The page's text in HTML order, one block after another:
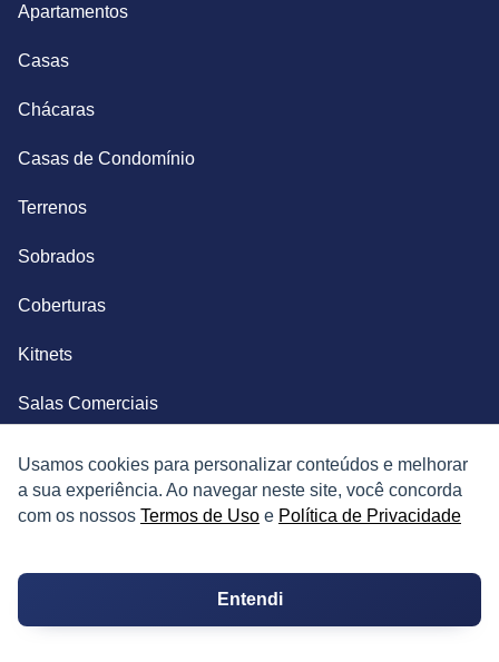
Usamos cookies para personalizar conteúdos e melhorar
a sua experiência. Ao navegar neste site, você concorda
com os nossos Termos de Uso e Política de Privacidade
Entendi
Apartamentos
Casas
Chácaras
Casas de Condomínio
Terrenos
Sobrados
Coberturas
Kitnets
Salas Comerciais
Depósitos